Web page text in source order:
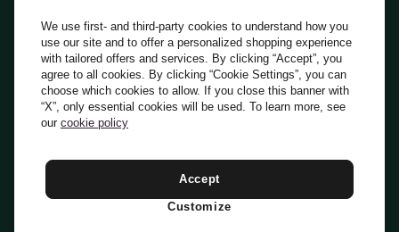
Everli News
Domande frequenti
Lavora con noi
Diventa Shopper
Investitori
PrivacyCookiePreferenze Cookie
Termini e CondizioniCodice Etico
Indirizzo PEC: everli@pec.it - indirizzo DPO: dpo@everli.com
Italiano
We use first- and third-party cookies to understand how you
use our site and to offer a personalized shopping experience
with tailored offers and services. By clicking “Accept”, you
agree to all cookies. By clicking “Cookie Settings”, you can
choose which cookies to allow. If you close this banner with
“X”, only essential cookies will be used. To learn more, see
our cookie policy
Accept
Customize